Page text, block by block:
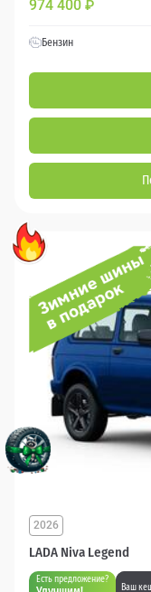
974 400 ₽
Бензин
LADA Niva Legend
2026
Есть предложение?
Ваш